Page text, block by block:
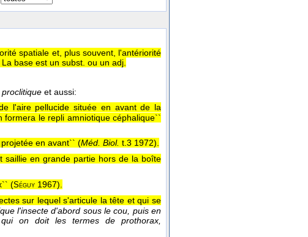
spatiale et, plus souvent, l'antériorité
base est un subst. ou un adj.
proclitique et aussi:
l'aire pellucide située en avant de la
le repli amniotique céphalique``
en avant`` (Méd. Biol. t.3 1972).
saillie en grande partie hors de la boîte
(Séguy 1967).
sur lequel s'articule la tête et qui se
l'insecte d'abord sous le cou, puis en
on doit les termes de prothorax,